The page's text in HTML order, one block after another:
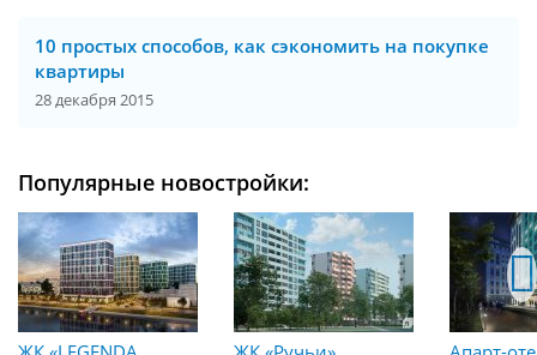
10 простых способов, как сэкономить на покупке
квартиры
28 декабря 2015
Популярные новостройки: